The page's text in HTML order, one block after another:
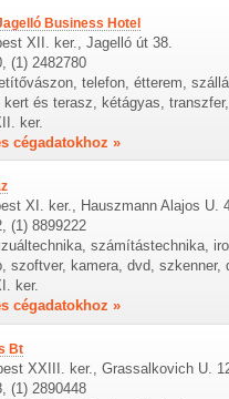
Business Hotel
XII. ker., Jagelló út 38.
(1) 2482780
telefon, étterem,
kert és terasz, kétágyas,
ker.
cégadatokhoz »
XI. ker., Hauszmann Alajos U.
(1) 8899222
számítástechnika,
szoftver, kamera, dvd,
ker.
cégadatokhoz »
Bt
XXIII. ker., Grassalkovich U.
(1) 2890448